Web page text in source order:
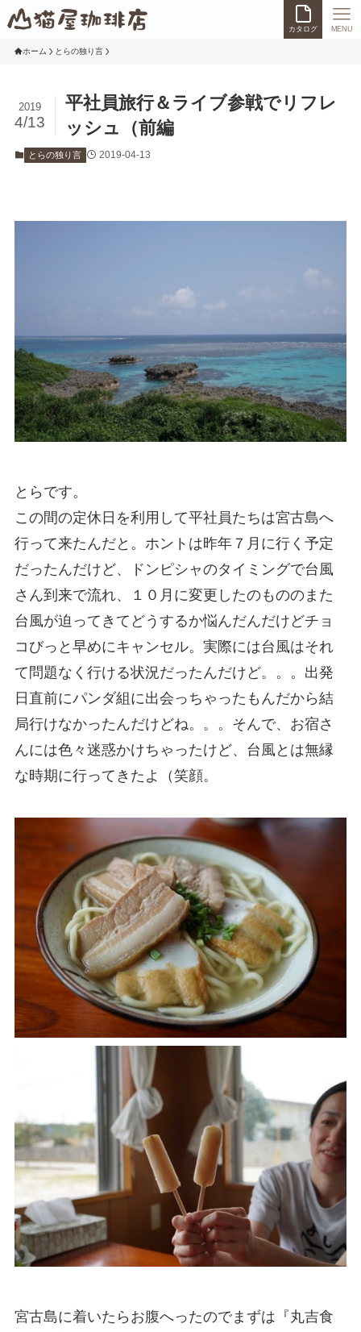
カタログ MENU
ホーム とらの独り言
平社員旅行＆ライブ参戦でリフレ
ッシュ（前編
2019
4/13
とらの独り言 2019-04-13
とらです。
この間の定休日を利用して平社員たちは宮古島へ
行って来たんだと。ホントは昨年７月に行く予定
だったんだけど、ドンピシャのタイミングで台風
さん到来で流れ、１０月に変更したのもののまた
台風が迫ってきてどうするか悩んだんだけどチョ
コびっと早めにキャンセル。実際には台風はそれ
て問題なく行ける状況だったんだけど。。。出発
日直前にパンダ組に出会っちゃったもんだから結
局行けなかったんだけどね。。。そんで、お宿さ
んには色々迷惑かけちゃったけど、台風とは無縁
な時期に行ってきたよ（笑顔。
宮古島に着いたらお腹へったのでまずは『丸吉食